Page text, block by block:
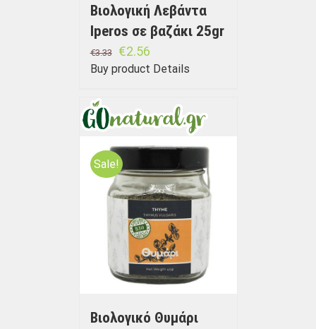
Βιολογική Λεβάντα
Iperos σε βαζάκι 25gr
€3.33 €2.56
Buy product Details
Sale!
Βιολογικό Θυμάρι